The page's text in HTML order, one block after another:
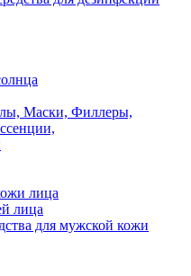
Маски, Филлеры,
лица
лица
для мужской кожи